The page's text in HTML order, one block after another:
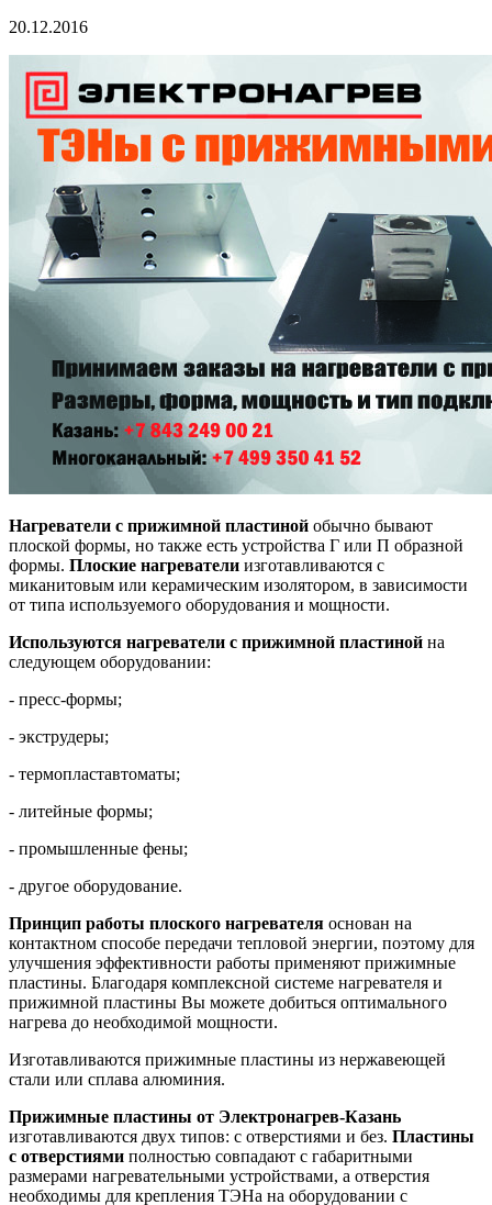
20.12.2016
Нагреватели с прижимной пластиной обычно бывают
плоской формы, но также есть устройства Г или П образной
формы. Плоские нагреватели изготавливаются с
миканитовым или керамическим изолятором, в зависимости
от типа используемого оборудования и мощности.
Используются нагреватели с прижимной пластиной на
следующем оборудовании:
- пресс-формы;
- экструдеры;
- термопластавтоматы;
- литейные формы;
- промышленные фены;
- другое оборудование.
Принцип работы плоского нагревателя основан на
контактном способе передачи тепловой энергии, поэтому для
улучшения эффективности работы применяют прижимные
пластины. Благодаря комплексной системе нагревателя и
прижимной пластины Вы можете добиться оптимального
нагрева до необходимой мощности.
Изготавливаются прижимные пластины из нержавеющей
стали или сплава алюминия.
Прижимные пластины от Электронагрев-Казань
изготавливаются двух типов: с отверстиями и без. Пластины
с отверстиями полностью совпадают с габаритными
размерами нагревательными устройствами, а отверстия
необходимы для крепления ТЭНа на оборудовании с